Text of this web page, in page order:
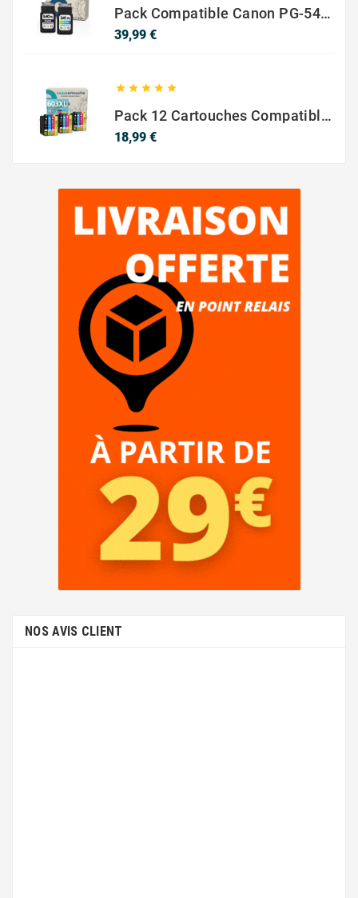
Pack Compatible Canon PG-540 XL / CL-541 XL – Noir & Couleur – Haute Capacité
39,99 €Prix
    
Pack 12 Cartouches Compatible EPSON 603XL
18,99 €Prix
NOS AVIS CLIENT